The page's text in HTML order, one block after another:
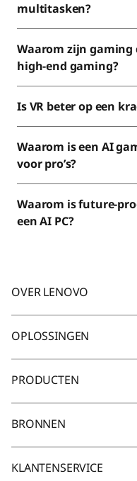
multitasken?
Waarom zijn gaming
high-end gaming?
Is VR beter op een
Waarom is een AI
voor pro’s?
Waarom is future-
een AI PC?
OVER LENOVO
Investors Relations
Juridische informatie
OPLOSSINGEN
PRODUCTEN
Gaming-machine
BRONNEN
KLANTENSERVICE